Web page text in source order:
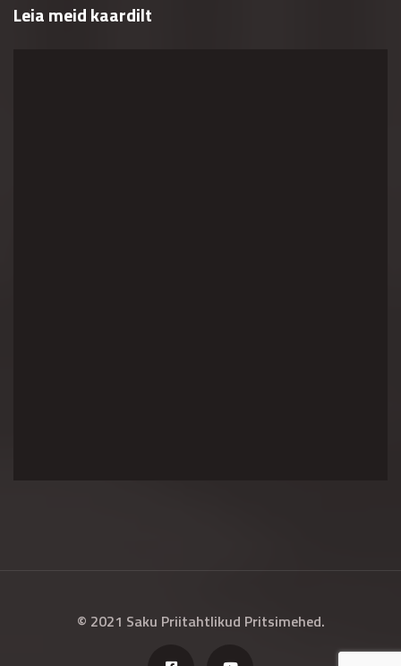
Leia meid kaardilt
© 2021 Saku Priitahtlikud Pritsimehed.